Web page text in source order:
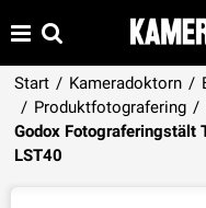
Start / Kameradoktorn /
/ Produktfotografering /
Godox Fotograferingstält
LST40